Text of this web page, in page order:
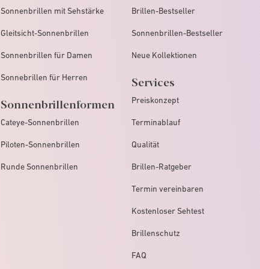
Sonnenbrillen mit Sehstärke
Gleitsicht-Sonnenbrillen
Sonnenbrillen für Damen
Sonnebrillen für Herren
Sonnenbrillenformen
Cateye-Sonnenbrillen
Piloten-Sonnenbrillen
Runde Sonnenbrillen
Brillen-Bestseller
Sonnenbrillen-Bestseller
Neue Kollektionen
Services
Preiskonzept
Terminablauf
Qualität
Brillen-Ratgeber
Termin vereinbaren
Kostenloser Sehtest
Brillenschutz
FAQ